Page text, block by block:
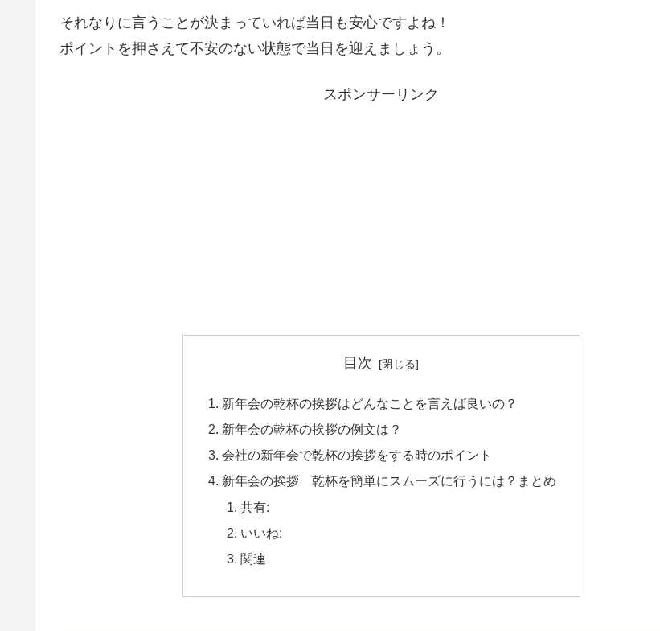
それなりに言うことが決まっていれば当日も安心ですよね！
ポイントを押さえて不安のない状態で当日を迎えましょう。
スポンサーリンク
目次
新年会の乾杯の挨拶はどんなことを言えば良いの？
新年会の乾杯の挨拶の例文は？
会社の新年会で乾杯の挨拶をする時のポイント
新年会の挨拶 乾杯を簡単にスムーズに行うには？まとめ
共有:
いいね:
関連